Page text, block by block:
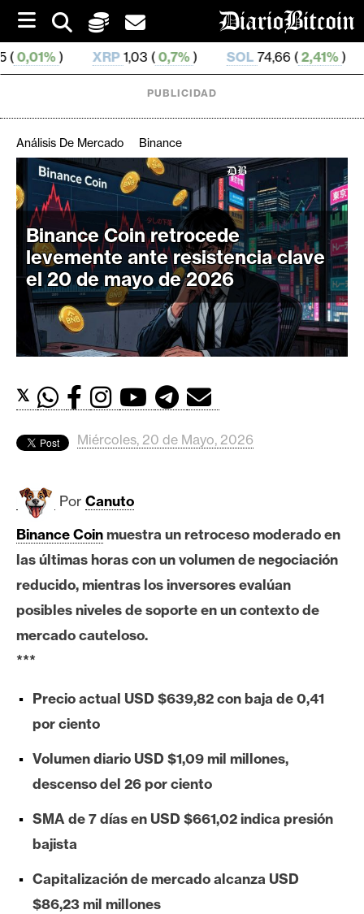
i
p
t
o
XRP1,03 ( 0,7%) SOL74,66 ( 2,41%) TRX0,327
C
r
p
t
o
M
e
r
d
s
B
t
c
o
i
n
t
h
r
e
m
I
A
PUBLICIDAD
Análisis De Mercado Binance
Binance Coin retrocede
levemente ante resistencia clave
el 20 de mayo de 2026
𝕏
Miércoles, 20 de Mayo, 2026
Por Canuto
Binance Coinmuestra un retroceso moderado en
las últimas horas con un volumen de negociación
reducido, mientras los inversores evalúan
posibles niveles de soporte en un contexto de
mercado cauteloso.
***
Precio actual USD $639,82 con baja de 0,41
por ciento
Volumen diario USD $1,09 mil millones,
descenso del 26 por ciento
SMA de 7 días en USD $661,02 indica presión
bajista
Capitalización de mercado alcanza USD
$86,23 mil millones